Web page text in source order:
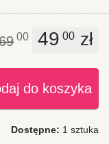
49 00 zł
00
do koszyka
Dostępne: 1 sztuka